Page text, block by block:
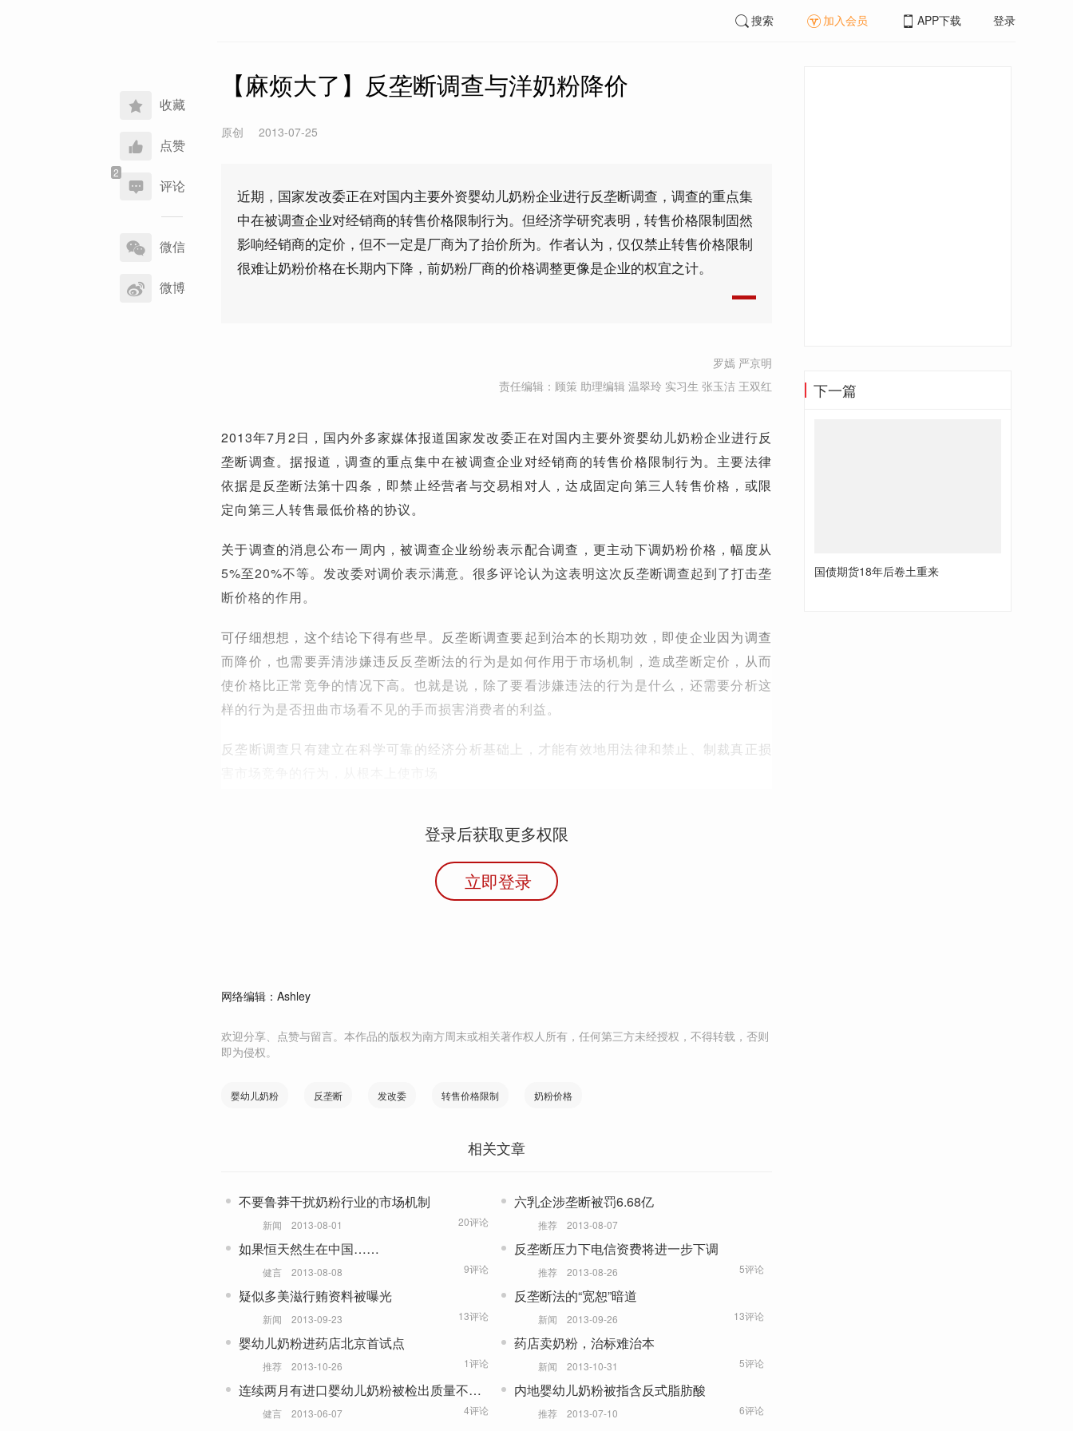
收藏
点赞
评论
享
到
微信
微博
搜索 加入会员 APP下载 登录
【麻烦大了】反垄断调查与洋奶粉降价
原创 2013-07-25
近期，国家发改委正在对国内主要外资婴幼儿奶粉企业进行反垄断调查，调查的重点集
中在被调查企业对经销商的转售价格限制行为。但经济学研究表明，转售价格限制固然
影响经销商的定价，但不一定是厂商为了抬价所为。作者认为，仅仅禁止转售价格限制
很难让奶粉价格在长期内下降，前奶粉厂商的价格调整更像是企业的权宜之计。
罗嫣 严京明
责任编辑：顾策 助理编辑 温翠玲 实习生 张玉洁 王双红
2013年7月2日，国内外多家媒体报道国家发改委正在对国内主要外资婴幼儿奶粉企业进行反
垄断调查。据报道，调查的重点集中在被调查企业对经销商的转售价格限制行为。主要法律
依据是反垄断法第十四条，即禁止经营者与交易相对人，达成固定向第三人转售价格，或限
定向第三人转售最低价格的协议。
关于调查的消息公布一周内，被调查企业纷纷表示配合调查，更主动下调奶粉价格，幅度从
5%至20%不等。发改委对调价表示满意。很多评论认为这表明这次反垄断调查起到了打击垄
断价格的作用。
可仔细想想，这个结论下得有些早。反垄断调查要起到治本的长期功效，即使企业因为调查
而降价，也需要弄清涉嫌违反反垄断法的行为是如何作用于市场机制，造成垄断定价，从而
使价格比正常竞争的情况下高。也就是说，除了要看涉嫌违法的行为是什么，还需要分析这
样的行为是否扭曲市场看不见的手而损害消费者的利益。
反垄断调查只有建立在科学可靠的经济分析基础上，才能有效地用法律和禁止、制裁真正损
登录后获取更多权限
立即登录
网络编辑：Ashley
欢迎分享、点赞与留言。本作品的版权为南方周末或相关著作权人所有，任何第三方未经授权，不得转载，否则
即为侵权。
婴幼儿奶粉 反垄断 发改委 转售价格限制 奶粉价格
相关文章
不要鲁莽干扰奶粉行业的市场机制
新闻 2013-08-01 20评论
六乳企涉垄断被罚6.68亿
推荐 2013-08-07
如果恒天然生在中国……
健言 2013-08-08 9评论
反垄断压力下电信资费将进一步下调
推荐 2013-08-26 5评论
疑似多美滋行贿资料被曝光
新闻 2013-09-23 13评论
反垄断法的“宽恕”暗道
新闻 2013-09-26 13评论
婴幼儿奶粉进药店北京首试点
推荐 2013-10-26 1评论
药店卖奶粉，治标难治本
新闻 2013-10-31 5评论
连续两月有进口婴幼儿奶粉被检出质量不合
健言 2013-06-07 4评论
内地婴幼儿奶粉被指含反式脂肪酸
推荐 2013-07-10 6评论
下一篇
国债期货18年后卷土重来